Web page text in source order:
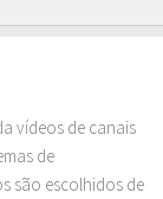
vídeos de canais
de
são escolhidos de